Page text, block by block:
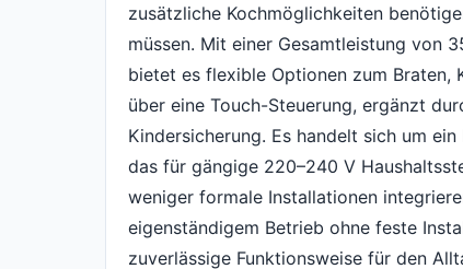
zusätzliche Kochmöglichkeiten
müssen. Mit einer Gesamtleistung von
bietet es flexible Optionen zum Braten,
über eine Touch-Steuerung, ergänzt
Kindersicherung. Es handelt sich um
das für gängige 220–240 V
weniger formale Installationen
eigenständigem Betrieb ohne feste
zuverlässige Funktionsweise für den